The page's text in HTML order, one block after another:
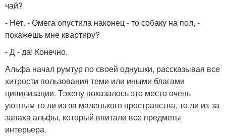
чай?
- Нет. - Омега опустила наконец - то собаку на пол, -
покажешь мне квартиру?
- Д - да! Конечно.
Альфа начал румтур по своей однушки, рассказывая все
хитрости пользования теми или иными благами
цивилизации. Тэхену показалось это место очень
уютным то ли из-за маленького пространства, то ли из-за
запаха альфы, который впитали все предметы
интерьера.